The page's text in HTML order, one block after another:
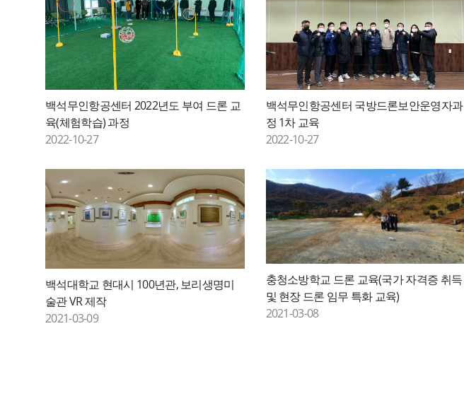
백석무인항공센터 2022년도 부여 드론 교
육(체험학습) 과정
2022-10-27
백석무인항공센터 국방드론보안운영자과
정 1차 교육
2022-10-27
백석대학교 현대시 100년관, 보리생명미
술관 VR 제작
2021-03-09
충청소방학교 드론 교육(국가 자격증 취득
및 현장 드론 임무 특화 교육)
2021-03-08